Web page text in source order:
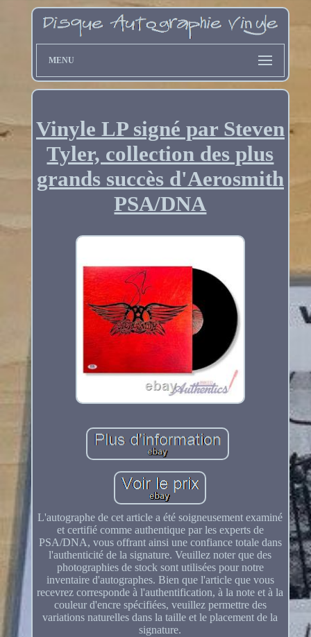
MENU
Vinyle LP signé par Steven
Tyler, collection des plus
grands succès d'Aerosmith
PSA/DNA
L'autographe de cet article a été soigneusement examiné
et certifié comme authentique par les experts de
PSA/DNA, vous offrant ainsi une confiance totale dans
l'authenticité de la signature. Veuillez noter que des
photographies de stock sont utilisées pour notre
inventaire d'autographes. Bien que l'article que vous
recevrez corresponde à l'authentification, à la note et à la
couleur d'encre spécifiées, veuillez permettre des
variations naturelles dans la taille et le placement de la
signature.